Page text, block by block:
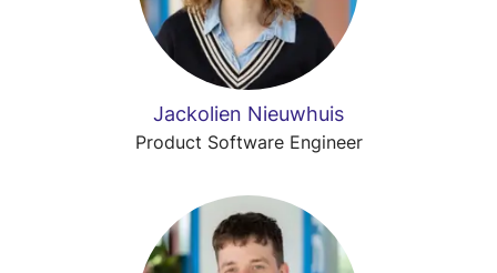
Jackolien Nieuwhuis
Product Software Engineer